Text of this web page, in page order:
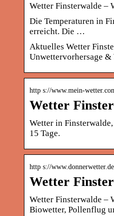
Wetter Finsterwalde –
Die Temperaturen in
erreicht. Die …
Aktuelles Wetter
Unwettervorhersage
http s://www.mein-
Wetter
Wetter in
15 Tage.
http s://
Wetter
Wetter Finsterwalde –
Biowetter, Pollenflug